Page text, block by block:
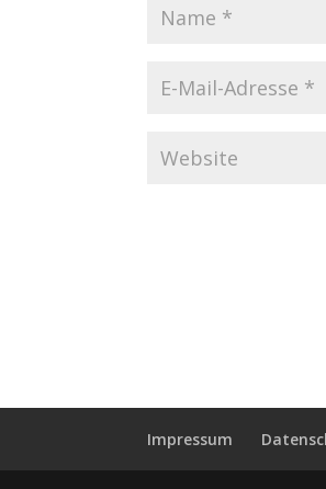
Impressum